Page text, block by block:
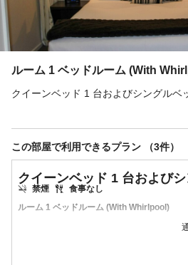
ルーム 1 ベッドルーム (With
クイーンベッド 1 台およびシングルベ
この部屋で利用できるプラン （3件）
ルーム 1 ベッドルーム (With Whirlpool)
禁煙 食事なし
クイーンベッド 1 台および